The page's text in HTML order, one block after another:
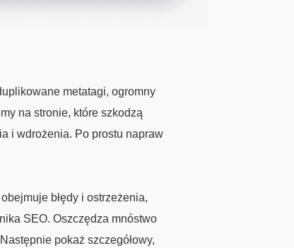
metatagi, ogromny
na stronie, które szkodzą
i wdrożenia. Po prostu napraw
błędy i ostrzeżenia,
SEO. Oszczędza mnóstwo
pokaż szczegółowy,